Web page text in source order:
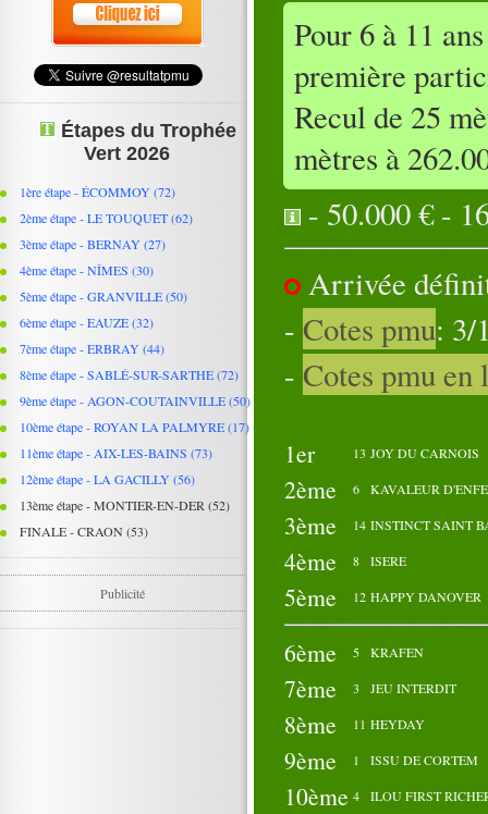
Pour 6 à 11
première
Recul de 25
mètres à
- 50.000 € -
Arrivée
- Cotes pmu: 3/
- Cotes pmu en
1er 13 JOY DU CARNOIS
2ème 6 KAVALEUR
3ème 14 INSTINCT SAINT
4ème 8 ISERE
5ème 12 HAPPY DANOVER
6ème 5 KRAFEN
7ème 3 JEU INTERDIT
8ème 11 HEYDAY
9ème 1 ISSU DE CORTEM
10ème 4 ILOU FIRST
Étapes du Trophée
Vert 2026
1ère étape - ÉCOMMOY (72)
2ème étape - LE TOUQUET (62)
3ème étape - BERNAY (27)
4ème étape - NÎMES (30)
5ème étape - GRANVILLE (50)
6ème étape - EAUZE (32)
7ème étape - ERBRAY (44)
8ème étape - SABLÉ-SUR-SARTHE (72)
9ème étape - AGON-COUTAINVILLE (50)
10ème étape - ROYAN LA PALMYRE (17)
11ème étape - AIX-LES-BAINS (73)
12ème étape - LA GACILLY (56)
13ème étape - MONTIER-EN-DER (52)
FINALE - CRAON (53)
Publicité